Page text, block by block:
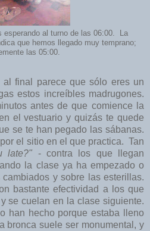
esperando al turno de las 06:00. La
que hemos llegado muy temprano;
las 05:00.
al final parece que sólo eres un
estos increíbles madrugones.
antes de que comience la
el vestuario y quizás te quede
se te han pegado las sábanas.
el sitio en el que practica. Tan
late?" - contra los que llegan
la clase ya ha empezado o
y sobre las esterillas.
bastante efectividad a los que
se cuelan en la clase siguiente.
han hecho porque estaba lleno
bronca suele ser monumental, y